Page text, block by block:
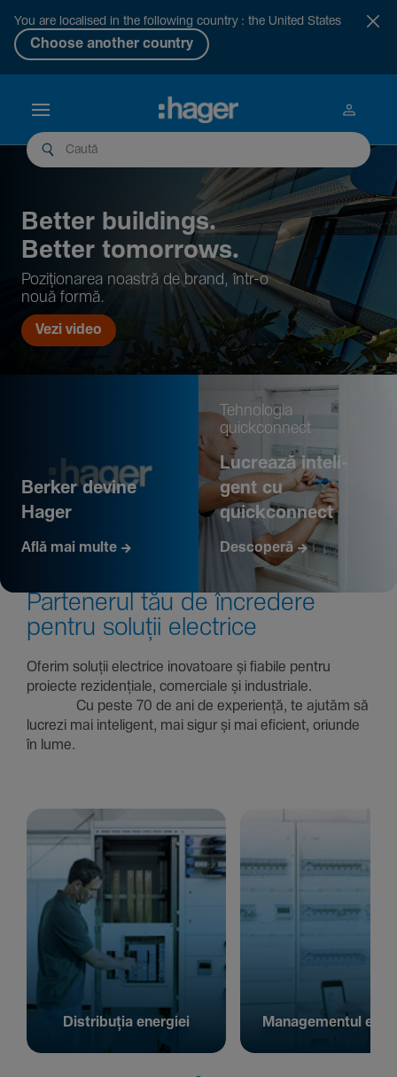
You are localised in the following country : the United States
Choose another country
Better buil­dings.
Better tomor­rows.
Pozi­țio­narea noastră de brand, într-o
nouă formă.
Vezi video
Berker devine
Hager
Află mai multe
Tehno­logia
quickconnect
Lucrează inte­li­
gent cu
quickconnect
Descoperă
Parte­nerul tău de încre­dere
pentru soluții electrice
Oferim soluții electrice inova­toare și fiabile pentru
proiecte rezi­den­țiale, comer­ciale și indus­triale.
Cu peste 70 de ani de expe­riență, te ajutăm să
lucrezi mai inte­li­gent, mai sigur și mai eficient, oriunde
în lume.
Distribuția energiei Managementul